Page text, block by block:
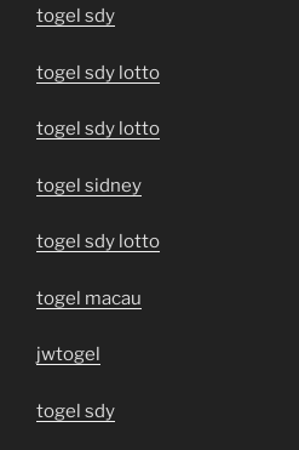
togel sdy
togel sdy lotto
togel sdy lotto
togel sidney
togel sdy lotto
togel macau
jwtogel
togel sdy